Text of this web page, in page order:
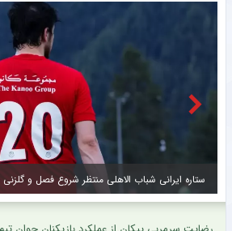
جدایی قرضی مدافع وسط بارسلونا به مقصد